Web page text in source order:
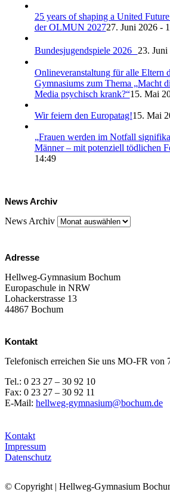
25 years of shaping a United
der OLMUN 202727. Juni 2026 -
Bundesjugendspiele 2026 23.
Onlineveranstaltung für alle Eltern
Gymnasiums zum Thema „Macht
Media psychisch krank?“15. Mai
Wir feiern den Europatag!15. Mai
„Frauen werden im Notfall
Männer – mit potenziell tödlichen
14:49
News Archiv
News Archiv
Adresse
Hellweg-Gymnasium Bochum
Europaschule in NRW
Lohackerstrasse 13
44867 Bochum
Kontakt
Telefonisch erreichen Sie uns MO-FR von
Tel.: 0 23 27 – 30 92 10
Fax: 0 23 27 – 30 92 11
E-Mail: hellweg-gymnasium@bochum.de
Kontakt
Impressum
Datenschutz
© Copyright | Hellweg-Gymnasium